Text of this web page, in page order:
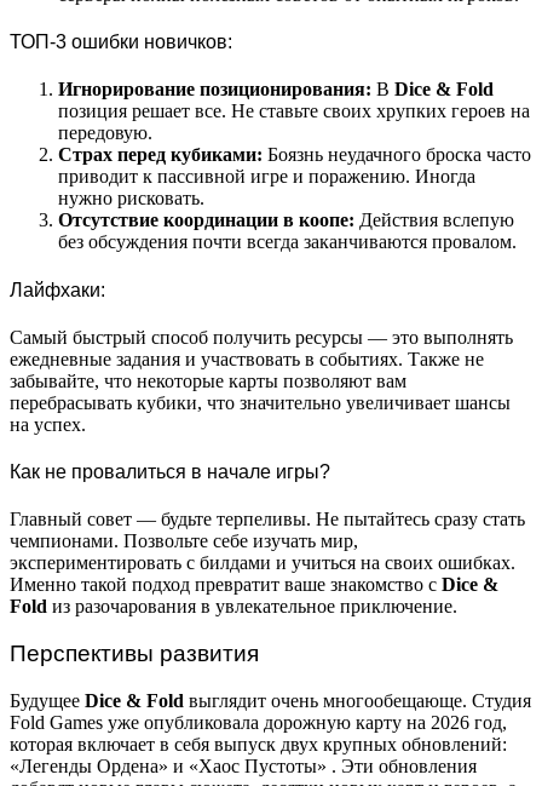
ТОП-3 ошибки новичков:
Игнорирование позиционирования: В Dice & Fold
позиция решает все. Не ставьте своих хрупких героев на
передовую.
Страх перед кубиками: Боязнь неудачного броска часто
приводит к пассивной игре и поражению. Иногда
нужно рисковать.
Отсутствие координации в коопе: Действия вслепую
без обсуждения почти всегда заканчиваются провалом.
Лайфхаки:
Самый быстрый способ получить ресурсы — это выполнять
ежедневные задания и участвовать в событиях. Также не
забывайте, что некоторые карты позволяют вам
перебрасывать кубики, что значительно увеличивает шансы
на успех.
Как не провалиться в начале игры?
Главный совет — будьте терпеливы. Не пытайтесь сразу стать
чемпионами. Позвольте себе изучать мир,
экспериментировать с билдами и учиться на своих ошибках.
Именно такой подход превратит ваше знакомство с Dice &
Fold из разочарования в увлекательное приключение.
Перспективы развития
Будущее Dice & Fold выглядит очень многообещающе. Студия
Fold Games уже опубликовала дорожную карту на 2026 год,
которая включает в себя выпуск двух крупных обновлений:
«Легенды Ордена» и «Хаос Пустоты» . Эти обновления